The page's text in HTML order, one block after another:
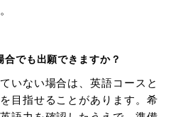
でも出願できますか？
いない場合は、英語コースと
目指せることがあります。希